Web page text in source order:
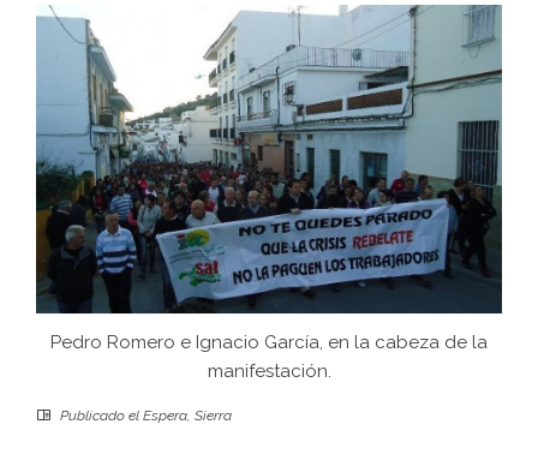
Pedro Romero e Ignacio García, en la cabeza de la
manifestación.
Publicado el Espera Sierra